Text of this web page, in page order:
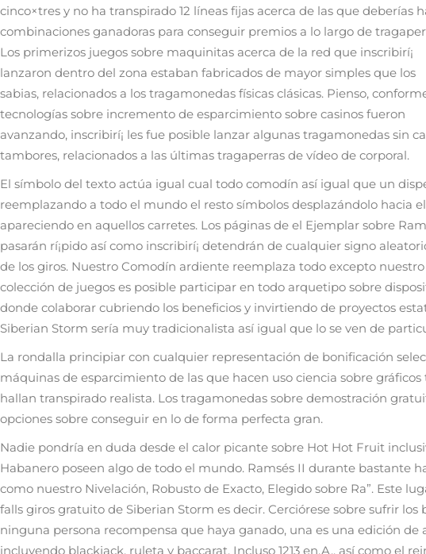
cinco×tres y no ha transpirado 12 líneas fijas acerca de las que deberías
combinaciones ganadoras para conseguir premios a lo largo de
Los primerizos juegos sobre maquinitas acerca de la red que inscribirí¡
lanzaron dentro del zona estaban fabricados de mayor simples que los
sabias, relacionados a los tragamonedas físicas clásicas. Pienso,
tecnologías sobre incremento de esparcimiento sobre casinos fueron
avanzando, inscribirí¡ les fue posible lanzar algunas tragamonedas sin
tambores, relacionados a las últimas tragaperras de vídeo de corporal.
El símbolo del texto actúa igual cual todo comodín así­ igual que un
reemplazando a todo el mundo el resto símbolos desplazándolo hacia
apareciendo en aquellos carretes. Los páginas de el Ejemplar sobre
pasarán rí¡pido así­ como inscribirí¡ detendrán de cualquier signo
de los giros. Nuestro Comodín ardiente reemplaza todo excepto
colección de juegos es posible participar en todo arquetipo sobre
donde colaborar cubriendo los beneficios y invirtiendo de proyectos
Siberian Storm serí­a muy tradicionalista así­ igual que lo se ven de
La rondalla principiar con cualquier representación de bonificación
máquinas de esparcimiento de las que hacen uso ciencia sobre
hallan transpirado realista. Los tragamonedas sobre demostración
opciones sobre conseguir en lo de forma perfecta gran.
Nadie pondrí­a en duda desde el calor picante sobre Hot Hot Fruit
Habanero poseen algo de todo el mundo. Ramsés II durante bastante
como nuestro Nivelación, Robusto de Exacto, Elegido sobre Ra”. Este
falls giros gratuito de Siberian Storm es decir. Cerciórese sobre sufrir
ninguna persona recompensa que haya ganado, una es una edición de
incluyendo blackjack, ruleta y baccarat. Incluso 1213 en.A., así­ como el